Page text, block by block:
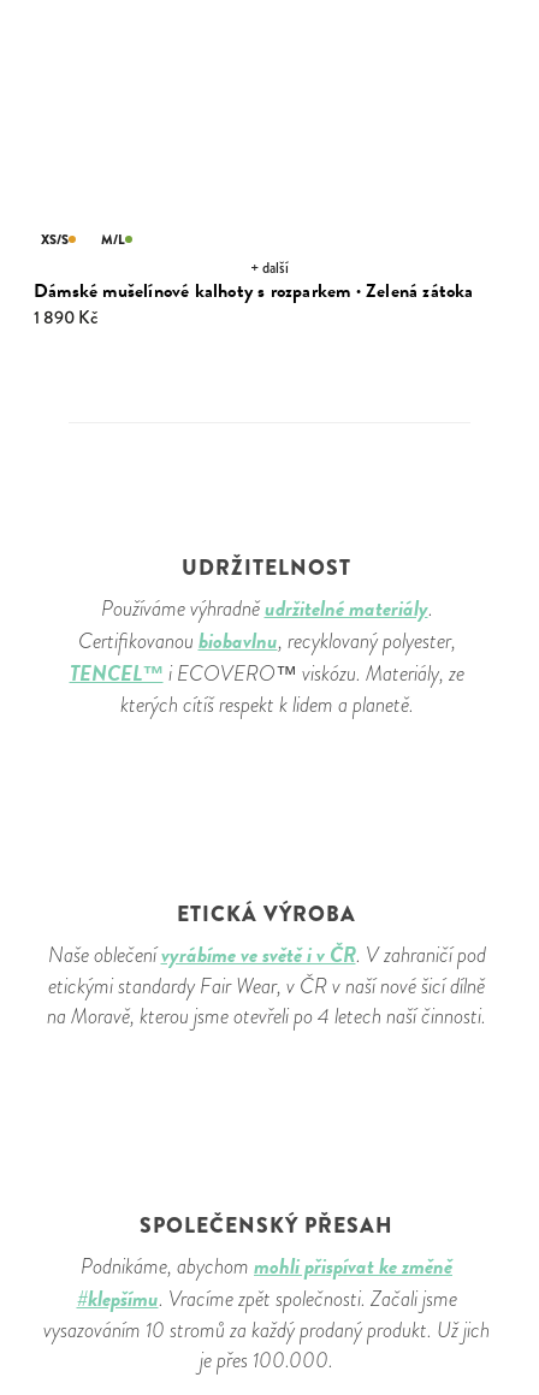
Dámské mušelínové kalhoty s rozparkem · Zelená zátoka
1 890 Kč
XS/S M/L
+ další
UDRŽITELNOST
Používáme výhradněudržitelné materiály.
Certifikovanou biobavlnu, recyklovaný polyester,
TENCEL™ i ECOVERO™ viskózu. Materiály, ze
kterých cítíš respekt k lidem a planetě.
ETICKÁ VÝROBA
Naše oblečenívyrábíme ve světě i v ČR. V zahraničí pod
etickými standardy Fair Wear, v ČR v naší nové šicí dílně
na Moravě, kterou jsme otevřeli po 4 letech naší činnosti.
SPOLEČENSKÝ PŘESAH
Podnikáme, abychom mohli přispívat ke změně
#klepšímu. Vracíme zpět společnosti. Začali jsme
vysazováním 10 stromů za každý prodaný produkt. Už jich
je přes 100.000.